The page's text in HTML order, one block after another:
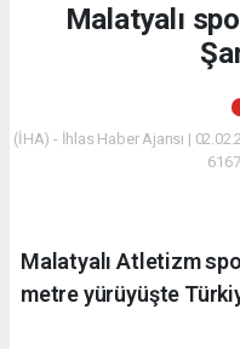
Malatyalı
(İHA) - İhlas Haber Ajansı |
Malatyalı Atletizm
metre yürüyüşte